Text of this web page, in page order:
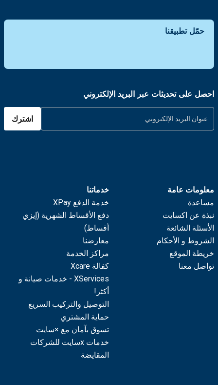
حمّل تطبيقنا
احصل على تحديثات عبر البريد الإلكتروني
اشترك
معلومات عامة
مساعدة
نبذة عن اكسايت
الأسئلة الشائعة
الشروط و الأحكام
خريطة الموقع
تواصل معنا
خدماتنا
خدمة الدفع XPay
دفع الأقساط الشهرية (إيزي
أقساط)
معارضنا
مراكز الخدمة
كفالة Xcare
XServices - خدمات صيانة و
أكثر!
التوصيل والتركيب السريع
حماية المشتري
تسوق بآمان مع ×سايت
خدمات xسايت للشركات
المقايضة